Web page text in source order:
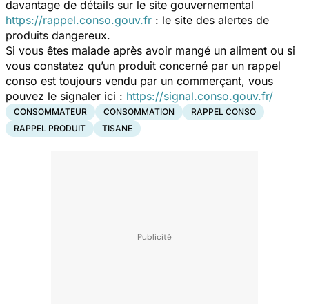
davantage de détails sur le site gouvernemental
https://rappel.conso.gouv.fr : le site des alertes de
produits dangereux.
Si vous êtes malade après avoir mangé un aliment ou si
vous constatez qu’un produit concerné par un rappel
conso est toujours vendu par un commerçant, vous
pouvez le signaler ici : https://signal.conso.gouv.fr/
CONSOMMATEUR CONSOMMATION
RAPPEL CONSO
RAPPEL PRODUIT
TISANE